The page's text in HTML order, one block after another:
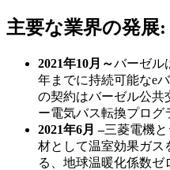
主要な業界の発展:
2021年10月～バーゼル
年までに持続可能なe
の契約はバーゼル公共
ー電気バス転換プログ
2021年6月 –三菱電機
材として温室効果ガス
る、地球温暖化係数ゼ